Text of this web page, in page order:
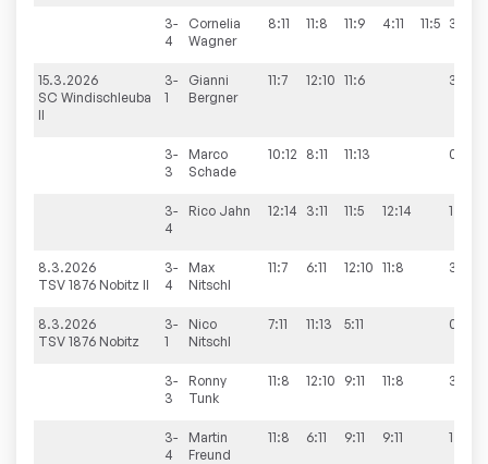
3-
4
Cornelia
Wagner
8:11 11:8 11:9 4:11 11:5 3:2
15.3.2026
SC Windischleuba
II
3-
1
Gianni
Bergner
11:7 12:10 11:6 3:0
3-
3
Marco
Schade
10:12 8:11 11:13 0:3
3-
4
Rico Jahn 12:14 3:11 11:5 12:14 1:3
8.3.2026
TSV 1876 Nobitz II
3-
4
Max
Nitschl
11:7 6:11 12:10 11:8 3:1
8.3.2026
TSV 1876 Nobitz
3-
1
Nico
Nitschl
7:11 11:13 5:11 0:3
3-
3
Ronny
Tunk
11:8 12:10 9:11 11:8 3:1
3-
4
Martin
Freund
11:8 6:11 9:11 9:11 1:3